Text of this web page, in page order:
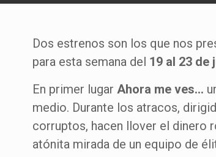
Dos estrenos son los que nos
para esta semana del 19 al 23 de
En primer lugarAhora me ves…
medio. Durante los atracos,
corruptos, hacen llover el dinero
atónita mirada de un equipo de